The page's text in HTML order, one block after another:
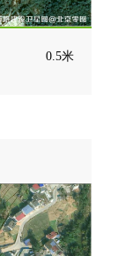
0.5米